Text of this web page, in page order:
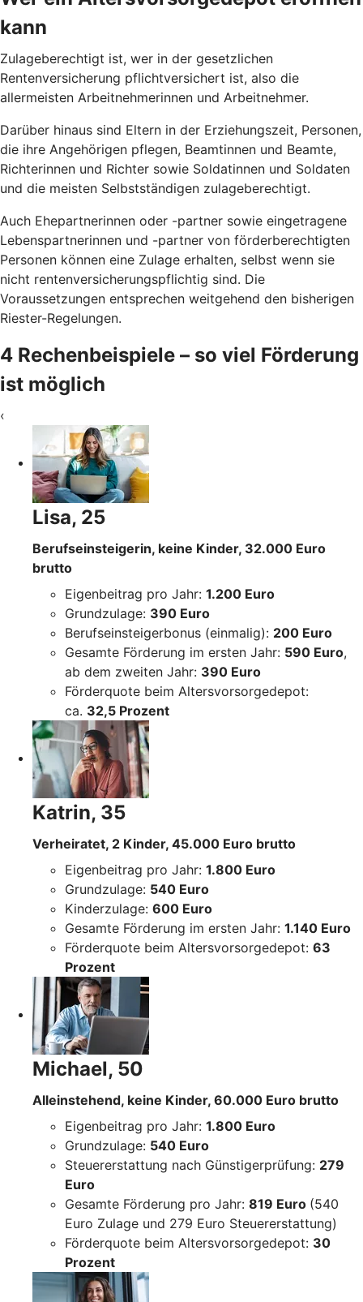
kann
Zulageberechtigt ist, wer in der gesetzlichen
Rentenversicherung pflichtversichert ist, also die
allermeisten Arbeitnehmerinnen und Arbeitnehmer.
Darüber hinaus sind Eltern in der Erziehungszeit, Personen,
die ihre Angehörigen pflegen, Beamtinnen und Beamte,
Richterinnen und Richter sowie Soldatinnen und Soldaten
und die meisten Selbstständigen zulageberechtigt.
Auch Ehepartnerinnen oder -partner sowie eingetragene
Lebenspartnerinnen und -partner von förderberechtigten
Personen können eine Zulage erhalten, selbst wenn sie
nicht rentenversicherungspflichtig sind. Die
Voraussetzungen entsprechen weitgehend den bisherigen
Riester-Regelungen.
4 Rechenbeispiele – so viel Förderung
ist möglich
‹
Lisa, 25
Berufseinsteigerin, keine Kinder, 32.000 Euro
brutto
Eigenbeitrag pro Jahr: 1.200 Euro
Grundzulage: 390 Euro
Berufseinsteigerbonus (einmalig): 200 Euro
Gesamte Förderung im ersten Jahr: 590 Euro,
ab dem zweiten Jahr: 390 Euro
Förderquote beim Altersvorsorgedepot:
ca. 32,5 Prozent
Katrin, 35
Verheiratet, 2 Kinder, 45.000 Euro brutto
Eigenbeitrag pro Jahr: 1.800 Euro
Grundzulage: 540 Euro
Kinderzulage: 600 Euro
Gesamte Förderung im ersten Jahr: 1.140 Euro
Förderquote beim Altersvorsorgedepot: 63
Prozent
Michael, 50
Alleinstehend, keine Kinder, 60.000 Euro brutto
Eigenbeitrag pro Jahr: 1.800 Euro
Grundzulage: 540 Euro
Steuererstattung nach Günstigerprüfung: 279
Euro
Gesamte Förderung pro Jahr: 819 Euro (540
Euro Zulage und 279 Euro Steuererstattung)
Förderquote beim Altersvorsorgedepot: 30
Prozent